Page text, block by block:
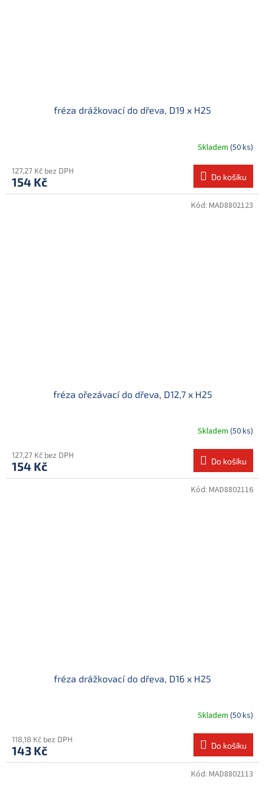
fréza drážkovací do dřeva, D19 x H25
Skladem (50 ks)
127,27 Kč bez DPH
154 Kč Do košíku
fréza ořezávací do dřeva, D12,7 x H25
Skladem (50 ks)
127,27 Kč bez DPH
154 Kč Do košíku
Kód: MAD8802123
fréza drážkovací do dřeva, D16 x H25
Skladem (50 ks)
118,18 Kč bez DPH
143 Kč Do košíku
Kód: MAD8802116
Kód: MAD8802113